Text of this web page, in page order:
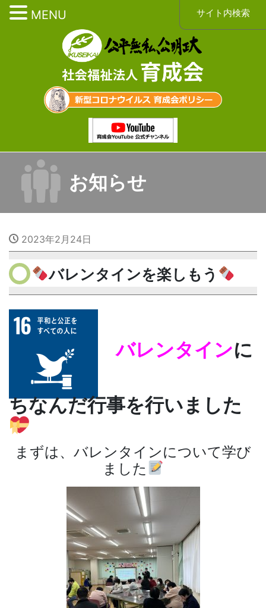
お知らせ
2023年2月24日
バレンタインを楽しもう
バレンタインに
ちなんだ行事を行いました
まずは、バレンタインについて学び
ました
サイト内検索
MENU